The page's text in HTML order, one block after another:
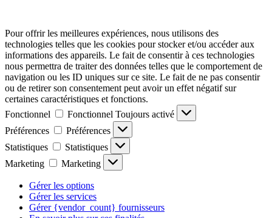
Pour offrir les meilleures expériences, nous utilisons des
technologies telles que les cookies pour stocker et/ou accéder aux
informations des appareils. Le fait de consentir à ces technologies
nous permettra de traiter des données telles que le comportement de
navigation ou les ID uniques sur ce site. Le fait de ne pas consentir
ou de retirer son consentement peut avoir un effet négatif sur
certaines caractéristiques et fonctions.
Fonctionnel
Fonctionnel Toujours activé
Préférences
Préférences
Statistiques
Statistiques
Marketing
Marketing
Gérer les options
Gérer les services
Gérer {vendor_count} fournisseurs